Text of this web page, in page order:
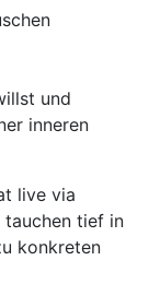
und
inneren
live via
tauchen tief in
konkreten